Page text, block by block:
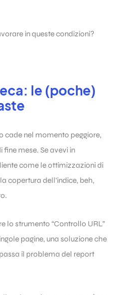
in queste condizioni?
le (poche)
cade nel momento peggiore,
mese. Se avevi in
come le ottimizzazioni di
copertura dell’indice, beh,
lo strumento “Controllo URL”
pagine, una soluzione che
il problema del report